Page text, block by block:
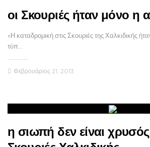
οι Σκουριές ήταν μόνο η
«Η καταδρομική στις Σκουριές της Χαλκιδικής
τύπ…
Φεβρουάριος 21, 2013
η σιωπή δεν είναι